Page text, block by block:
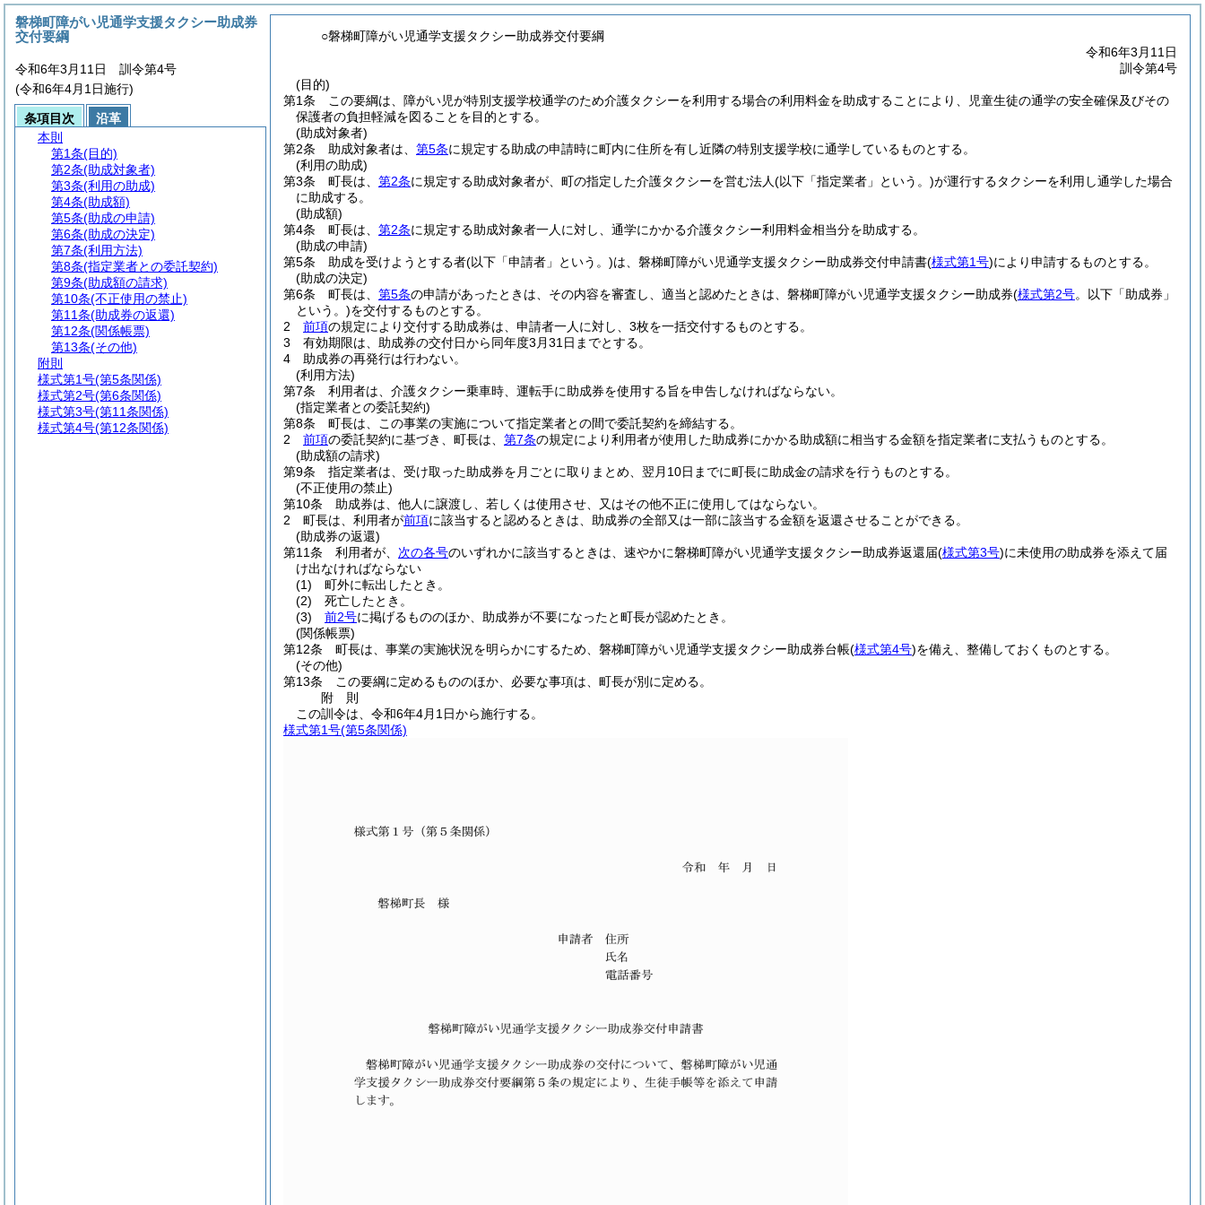
○磐梯町障がい児通学支援タクシー助成券交付要綱
令和6年3月11日
訓令第4号
(目的)
第1条
この要綱は、障がい児が特別支援学校通学のため介護タクシーを利用する場合の利用料金を助成することにより、児童生徒の通学の安全確保及びその
保護者の負担軽減を図ることを目的とする。
(助成対象者)
第2条
助成対象者は、 第5条に規定する助成の申請時に町内に住所を有し近隣の特別支援学校に通学しているものとする。
(利用の助成)
第3条
町長は、 第2条に規定する助成対象者が、町の指定した介護タクシーを営む法人(以下「指定業者」という。)が運行するタクシーを利用し通学した場合
に助成する。
(助成額)
第4条
町長は、 第2条に規定する助成対象者一人に対し、通学にかかる介護タクシー利用料金相当分を助成する。
(助成の申請)
第5条
助成を受けようとする者(以下「申請者」という。)は、磐梯町障がい児通学支援タクシー助成券交付申請書(様式第1号)により申請するものとする。
(助成の決定)
第6条
町長は、 第5条の申請があったときは、その内容を審査し、適当と認めたときは、磐梯町障がい児通学支援タクシー助成券(様式第2号。以下「助成券」
という。)を交付するものとする。
2
前項の規定により交付する助成券は、申請者一人に対し、3枚を一括交付するものとする。
3
有効期限は、助成券の交付日から同年度3月31日までとする。
4
助成券の再発行は行わない。
(利用方法)
第7条
利用者は、介護タクシー乗車時、運転手に助成券を使用する旨を申告しなければならない。
(指定業者との委託契約)
第8条
町長は、この事業の実施について指定業者との間で委託契約を締結する。
2
前項の委託契約に基づき、町長は、 第7条の規定により利用者が使用した助成券にかかる助成額に相当する金額を指定業者に支払うものとする。
(助成額の請求)
第9条
指定業者は、受け取った助成券を月ごとに取りまとめ、翌月10日までに町長に助成金の請求を行うものとする。
(不正使用の禁止)
第10条
助成券は、他人に譲渡し、若しくは使用させ、又はその他不正に使用してはならない。
2
町長は、利用者が前項に該当すると認めるときは、助成券の全部又は一部に該当する金額を返還させることができる。
(助成券の返還)
第11条
利用者が、 次の各号のいずれかに該当するときは、速やかに磐梯町障がい児通学支援タクシー助成券返還届(様式第3号)に未使用の助成券を添えて届
け出なければならない
(1)
町外に転出したとき。
(2)
死亡したとき。
(3)
前2号に掲げるもののほか、助成券が不要になったと町長が認めたとき。
(関係帳票)
第12条
町長は、事業の実施状況を明らかにするため、磐梯町障がい児通学支援タクシー助成券台帳(様式第4号)を備え、整備しておくものとする。
(その他)
第13条
この要綱に定めるもののほか、必要な事項は、町長が別に定める。
附 則
この訓令は、令和6年4月1日から施行する。
様式第1号(第5条関係)
磐梯町障がい児通学支援タクシー助成券
交付要綱
令和6年3月11日 訓令第4号
(令和6年4月1日施行)
条項目次
沿革
本則
第1条(目的)
第2条(助成対象者)
第3条(利用の助成)
第4条(助成額)
第5条(助成の申請)
第6条(助成の決定)
第7条(利用方法)
第8条(指定業者との委託契約)
第9条(助成額の請求)
第10条(不正使用の禁止)
第11条(助成券の返還)
第12条(関係帳票)
第13条(その他)
附則
様式第1号(第5条関係)
様式第2号(第6条関係)
様式第3号(第11条関係)
様式第4号(第12条関係)